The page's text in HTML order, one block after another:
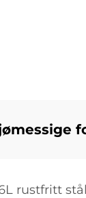
rustfritt